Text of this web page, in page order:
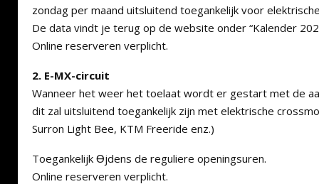
zondag per maand uitsluitend toegankelijk voor
De data vindt je terug op de website onder “Kalender
Online reserveren verplicht.
2. E-MX-circuit
Wanneer het weer het toelaat wordt er gestart met de
dit zal uitsluitend toegankelijk zijn met elektrische
Surron Light Bee, KTM Freeride enz.)
Toegankelijk Ɵjdens de reguliere openingsuren.
Online reserveren verplicht.